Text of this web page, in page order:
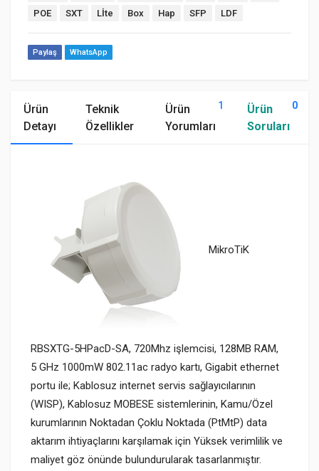
POE
SXT Lİte Box Hap SFP LDF
Paylaş WhatsApp
Ürün
Detayı
Teknik
Özellikler
Ürün
Yorumları
1
Ürün
Soruları
0
MikroTiK
RBSXTG-5HPacD-SA, 720Mhz işlemcisi, 128MB RAM,
5 GHz 1000mW 802.11ac radyo kartı, Gigabit ethernet
portu ile; Kablosuz internet servis sağlayıcılarının
(WISP), Kablosuz MOBESE sistemlerinin, Kamu/Özel
kurumlarının Noktadan Çoklu Noktada (PtMtP) data
aktarım ihtiyaçlarını karşılamak için Yüksek verimlilik ve
maliyet göz önünde bulundurularak tasarlanmıştır.